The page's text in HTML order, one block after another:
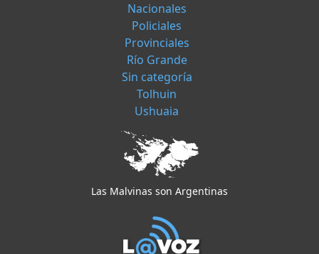
Nacionales
Policiales
Provinciales
Río Grande
Sin categoría
Tolhuin
Ushuaia
Las Malvinas son Argentinas